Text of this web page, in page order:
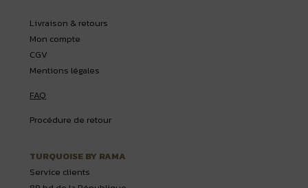
Livraison & retours
Mon compte
CGV
Mentions légales
FAQ
Procédure de retour
TURQUOISE BY RAMA
Service clients